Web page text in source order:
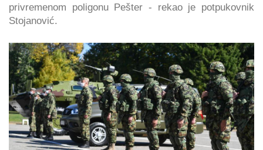
privremenom poligonu Pešter - rekao je potpukovnik
Stojanović.